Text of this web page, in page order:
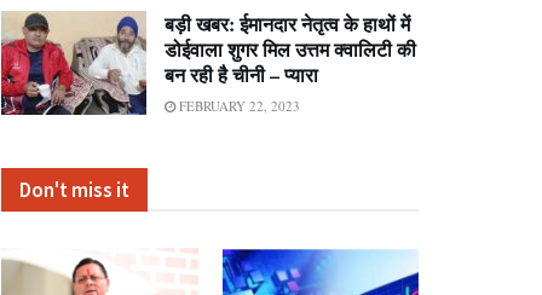
बड़ी खबर: ईमानदार नेतृत्व के हाथों में
डोईवाला शुगर मिल उत्तम क्वालिटी की
बन रही है चीनी – प्यारा
FEBRUARY 22, 2023
Don't miss it